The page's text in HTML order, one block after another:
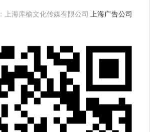
：上海库榆文化传媒有限公司
上海广告公司